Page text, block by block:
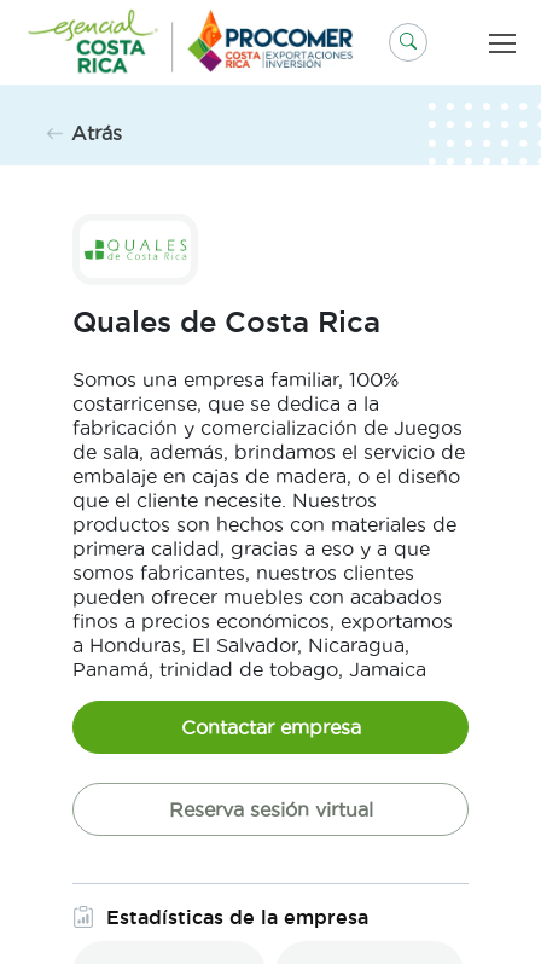
contenido
Atrás
Quales de Costa Rica
Somos una empresa familiar, 100%
costarricense, que se dedica a la
fabricación y comercialización de Juegos
de sala, además, brindamos el servicio de
embalaje en cajas de madera, o el diseño
que el cliente necesite. Nuestros
productos son hechos con materiales de
primera calidad, gracias a eso y a que
somos fabricantes, nuestros clientes
pueden ofrecer muebles con acabados
finos a precios económicos, exportamos
a Honduras, El Salvador, Nicaragua,
Panamá, trinidad de tobago, Jamaica
Contactar empresa
Reserva sesión virtual
Estadísticas de la empresa